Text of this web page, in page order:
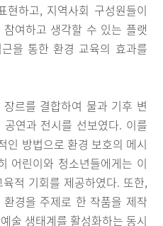
하고, 지역사회 구성원들이
여하고 생각할 수 있는 플랫
을 통한 환경 교육의 효과를
르를 결합하여 물과 기후 변
연과 전시를 선보였다. 이를
인 방법으로 환경 보호의 메시
어린이와 청소년들에게는 이
적 기회를 제공하였다. 또한,
경을 주제로 한 작품을 제작
술 생태계를 활성화하는 동시